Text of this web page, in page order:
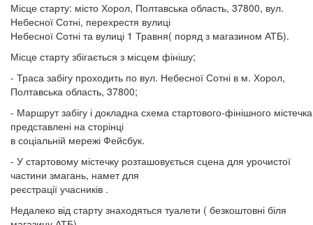
Місце старту: місто Хорол, Полтавська область, 37800, вул.
Небесної Сотні, перехрестя вулиці
Небесної Сотні та вулиці 1 Травня( поряд з магазином АТБ).
Місце старту збігається з місцем фінішу;
- Траса забігу проходить по вул. Небесної Сотні в м. Хорол,
Полтавська область, 37800;
- Маршрут забігу і докладна схема стартового-фінішного містечка
представлені на сторінці
в соціальній мережі Фейсбук.
- У стартовому містечку розташовується сцена для урочистої
частини змагань, намет для
реєстрації учасників .
Недалеко від старту знаходяться туалети ( безкоштовні біля